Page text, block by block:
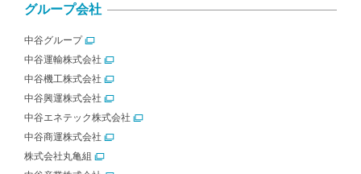
グループ会社
中谷グループ
中谷運輸株式会社
中谷機工株式会社
中谷興運株式会社
中谷エネテック株式会社
中谷商運株式会社
株式会社丸亀組